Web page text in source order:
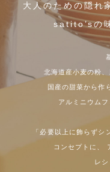
大人のための隠れ
satito’sの
北海道産小麦の粉
国産の甜菜から作
アルミニウム
「必要以上に飾らずシ
コンセプトに、
レ